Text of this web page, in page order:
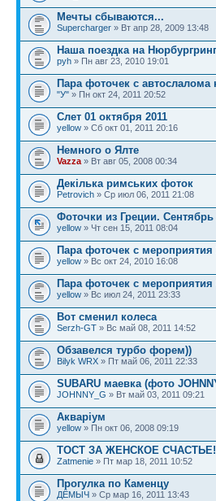
Мечты сбываются...
Supercharger » Вт апр 28, 2009 13:48
Наша поездка на Нюрбургринг
pyh » Пн авг 23, 2010 19:01
Пара фоточек с автослалома
"У" » Пн окт 24, 2011 20:52
Слет 01 октября 2011
yellow » Сб окт 01, 2011 20:16
Немного о Ялте
Vazza » Вт авг 05, 2008 00:34
Декілька римських фоток
Petrovich » Ср июл 06, 2011 21:08
Фоточки из Греции. Сентябрь
yellow » Чт сен 15, 2011 08:04
Пара фоточек с мероприятия
yellow » Вс окт 24, 2010 16:08
Пара фоточек с
yellow » Вс июл 24, 2011 23:33
Вот сменил колеса
Serzh-GT » Вс май 08, 2011 14:52
Обзавелся турбо форем))
Bilyk WRX » Пт май 06, 2011 22:33
SUBARU маевка (фото
JOHNNY_G » Вт май 03, 2011 09:21
Акваріум
yellow » Пн окт 06, 2008 09:19
ТОСТ ЗА ЖЕНСКОЕ
Zatmenie » Пт мар 18, 2011 10:52
Прогулка по Каменцу
ДЁМЫЧ » Ср мар 16, 2011 13:43